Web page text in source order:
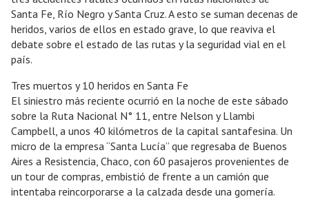
Santa Fe, Río Negro y Santa Cruz. A esto se suman decenas de
heridos, varios de ellos en estado grave, lo que reaviva el
debate sobre el estado de las rutas y la seguridad vial en el
país.
Tres muertos y 10 heridos en Santa Fe
El siniestro más reciente ocurrió en la noche de este sábado
sobre la Ruta Nacional N° 11, entre Nelson y Llambi
Campbell, a unos 40 kilómetros de la capital santafesina. Un
micro de la empresa “Santa Lucía” que regresaba de Buenos
Aires a Resistencia, Chaco, con 60 pasajeros provenientes de
un tour de compras, embistió de frente a un camión que
intentaba reincorporarse a la calzada desde una gomería.